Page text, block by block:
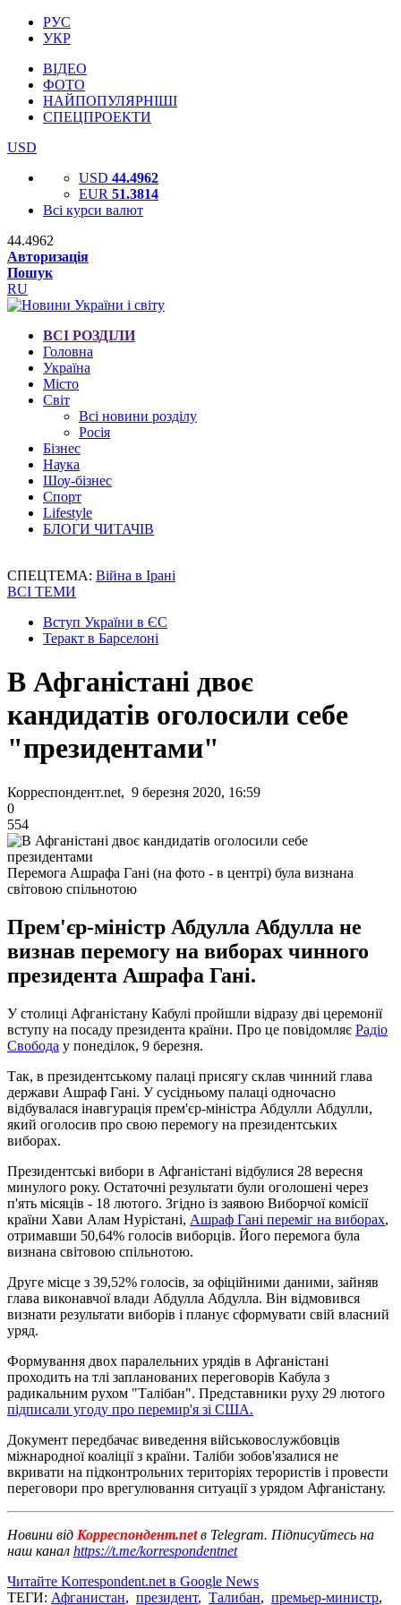
РУС
УКР
ВІДЕО
ФОТО
НАЙПОПУЛЯРНІШІ
СПЕЦПРОЕКТИ
USD
USD 44.4962
EUR 51.3814
Всі курси валют
44.4962
Авторизація
Пошук
RU
ВСІ РОЗДІЛИ
Головна
Україна
Місто
Світ
Всі новини розділу
Росія
Бізнес
Наука
Шоу-бізнес
Спорт
Lifestyle
БЛОГИ ЧИТАЧІВ
СПЕЦТЕМА: Війна в Ірані
ВСІ ТЕМИ
Вступ України в ЄС
Теракт в Барселоні
В Афганістані двоє
кандидатів оголосили себе
"президентами"
Корреспондент.net, 9 березня 2020, 16:59
0
554
Перемога Ашрафа Гані (на фото - в центрі) була визнана
світовою спільнотою
Прем'єр-міністр Абдулла Абдулла не
визнав перемогу на виборах чинного
президента Ашрафа Гані.
У столиці Афганістану Кабулі пройшли відразу дві церемонії
вступу на посаду президента країни. Про це повідомляє Радіо
Свобода у понеділок, 9 березня.
Так, в президентському палаці присягу склав чинний глава
держави Ашраф Гані. У сусідньому палаці одночасно
відбувалася інавгурація прем'єр-міністра Абдулли Абдулли,
який оголосив про свою перемогу на президентських
виборах.
Президентські вибори в Афганістані відбулися 28 вересня
минулого року. Остаточні результати були оголошені через
п'ять місяців - 18 лютого. Згідно із заявою Виборчої комісії
країни Хави Алам Нурістані, Ашраф Гані переміг на виборах,
отримавши 50,64% голосів виборців. Його перемога була
визнана світовою спільнотою.
Друге місце з 39,52% голосів, за офіційними даними, зайняв
глава виконавчої влади Абдулла Абдулла. Він відмовився
визнати результати виборів і планує сформувати свій власний
уряд.
Формування двох паралельних урядів в Афганістані
проходить на тлі запланованих переговорів Кабула з
радикальним рухом "Талібан". Представники руху 29 лютого
підписали угоду про перемир'я зі США.
Документ передбачає виведення військовослужбовців
міжнародної коаліції з країни. Таліби зобов'язалися не
вкривати на підконтрольних територіях терористів і провести
переговори про врегулювання ситуації з урядом Афганістану.
Новини від Корреспондент.netв Telegram. Підписуйтесь на
наш канал https://t.me/korrespondentnet
Читайте Korrespondent.net в Google News
ТЕГИ: Афганистан, президент, Талибан, премьер-министр,